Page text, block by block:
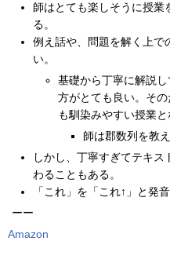
師はとても楽しそうに授業
る。
例え話や、問題を解く上で
い。
基礎から丁寧に解説
方がとても良い。その
も馴染みやすい授業と
師は郡数列を教
しかし、丁寧すぎてテキ
わることもある。
「これ」を「これ↑」と発音
ーー
Amazon